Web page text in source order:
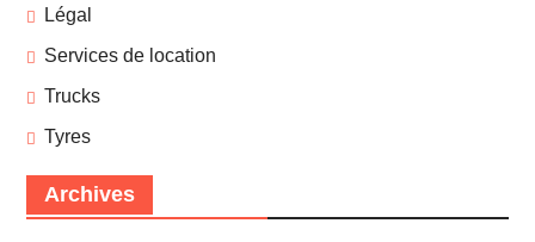
Légal
Services de location
Trucks
Tyres
Archives